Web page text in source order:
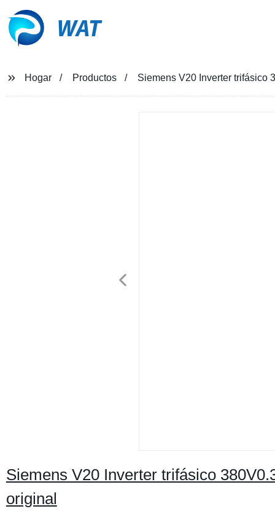
WAT
Hogar Productos Siemens V20 Inverter trifásico
Siemens V20 Inverter trifásico
original